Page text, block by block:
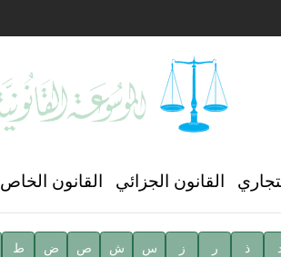
العالمي للغة العربية
القانون الجزائي القانون الخاص
ذ ر ز س ش ص ض ط